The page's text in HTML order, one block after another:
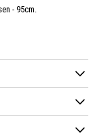
- 95cm.